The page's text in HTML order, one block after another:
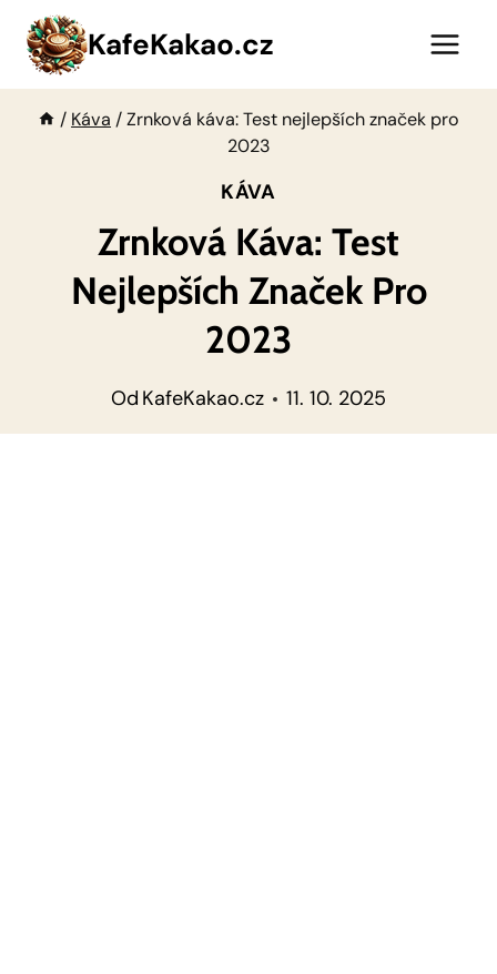
Přeskočit
obsah
KafeKakao.cz
/ Káva /Zrnková káva: Test nejlepších značek pro
2023
KÁVA
Zrnková Káva: Test
Nejlepších Značek Pro
2023
Od KafeKakao.cz 11. 10. 2025